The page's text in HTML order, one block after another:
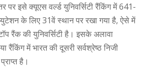
पर इसे क्यूएस वर्ल्ड युनिवर्सिटी रैंकिंग में 641-
के लिए 31वें स्थान पर रखा गया है, ऐसे में
रैंक की युनिवर्सिटी है। इसके अलावा
रैंकिंग में भारत की दूसरी सर्वश्रेष्ठ निजी
है।